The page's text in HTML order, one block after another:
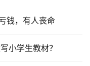
钱，有人丧命
小学生教材？